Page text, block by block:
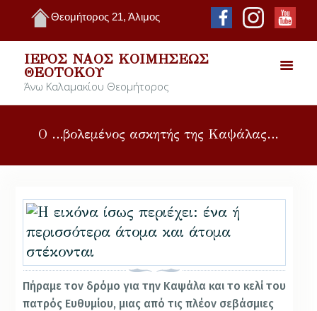
Θεομήτορος 21, Άλιμος
ΙΕΡΌΣ ΝΑΌΣ ΚΟΙΜΉΣΕΩΣ
ΘΕΟΤΌΚΟΥ
Άνω Καλαμακίου Θεομήτορος
Ο …βολεμένος ασκητής της Καψάλας…
Πήραμε τον δρόμο για την Καψάλα και το κελί του
πατρός Ευθυμίου, μιας από τις πλέον σεβάσμιες